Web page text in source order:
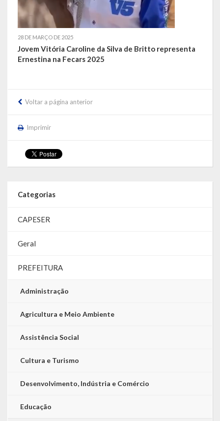
28 DE MARÇO DE 2025
Jovem Vitória Caroline da Silva de Britto representa
Ernestina na Fecars 2025
Voltar a página anterior
Imprimir
Categorias
CAPESER
Geral
PREFEITURA
Administração
Agricultura e Meio Ambiente
Assistência Social
Cultura e Turismo
Desenvolvimento, Indústria e Comércio
Educação